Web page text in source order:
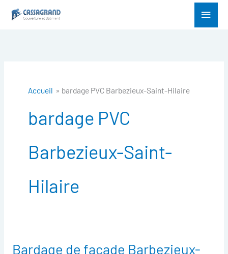
Menu
Accueil bardage PVC Barbezieux-Saint-Hilaire
bardage PVC
Barbezieux-Saint-
Hilaire
Bardage de facade Barbezieux-
Bardage